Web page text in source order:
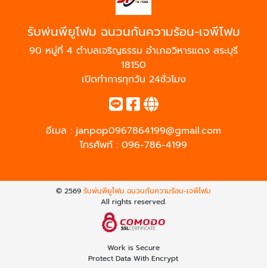
รับพ่นพียูโฟม ฉนวนกันความร้อน-เจพีโฟม
90 หมู่ที่ 4 ตำบลเจริญธรรม อำเภอวิหารแดง สระบุรี
18150
เปิดทำการทุกวัน 24ชั่วโมง
อีเมล : janpop0967864199@gmail.com
โทรศัพท์ : 096-786-4199
© 2569 รับพ่นพียูโฟม ฉนวนกันความร้อน-เจพีโฟม
All rights reserved.
Work is Secure
Protect Data With Encrypt